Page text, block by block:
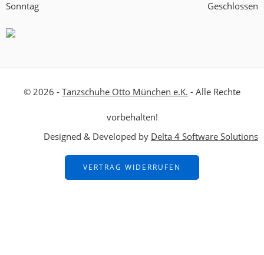
Sonntag
Geschlossen
© 2026 - Tanzschuhe Otto München e.K. - Alle Rechte
vorbehalten!
Designed & Developed by Delta 4 Software Solutions
VERTRAG WIDERRUFEN